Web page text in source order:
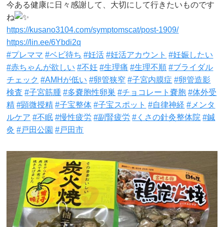
今ある健康に日々感謝して、大切にして行きたいものです
ね
https://kusano3104.com/symptomscat/post-1909/
https://lin.ee/6Ybdi2q
#プレママ #ベビ待ち #妊活 #妊活アカウント #妊娠したい
#赤ちゃんが欲しい #不妊 #生理痛 #生理不順 #ブライダル
チェック #AMHが低い #卵管狭窄 #子宮内膜症 #卵管造影
検査 #子宮筋腫 #多嚢胞性卵巣 #チョコレート嚢胞 #体外受
精 #顕微授精 #子宝整体 #子宝スポット #自律神経 #メンタ
ルケア #不眠 #慢性疲労 #副腎疲労 #くさの針灸整体院 #鍼
灸 #戸田公園 #戸田市